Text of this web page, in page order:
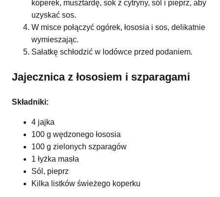
koperek, musztardę, sok z cytryny, sól i pieprz, aby
uzyskać sos.
W misce połączyć ogórek, łososia i sos, delikatnie
wymieszając.
Sałatkę schłodzić w lodówce przed podaniem.
Jajecznica z łososiem i szparagami
Składniki:
4 jajka
100 g wędzonego łososia
100 g zielonych szparagów
1 łyżka masła
Sól, pieprz
Kilka listków świeżego koperku